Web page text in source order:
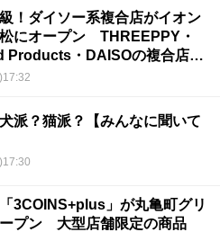
！ダイソー系複合店がイオン
にオープン THREEPPY・
Products・DAISOの複合店は
派？猫派？【みんなに聞いて
3COINS+plus」が丸亀町グリ
プン 大型店舗限定の商品